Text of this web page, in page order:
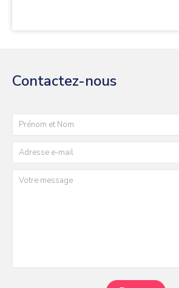
Contactez-nous